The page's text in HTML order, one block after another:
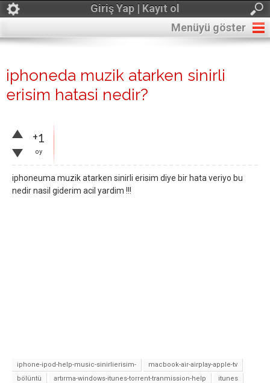
Giriş Yap | Kayıt ol
Menüyü göster
iphoneda muzik atarken sinirli
erisim hatasi nedir?
+1
oy
iphoneuma muzik atarken sinirli erisim diye bir hata veriyo bu
nedir nasil giderim acil yardim !!!
iphone-ipod-help-music-sinirlierisim-
macbook-air-airplay-apple-tv
bölüntü
artırma-windows-itunes-torrent-tranmission-help
itunes